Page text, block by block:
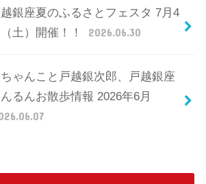
越銀座夏のふるさとフェスタ 7月4
（土）開催！！
2026.06.30
ゃんこと戸越銀次郎、戸越銀座
るんお散歩情報 2026年6月